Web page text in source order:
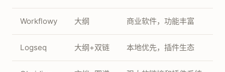
Workflowy 大纲 商业软件，功能丰富
Logseq 大纲+双链 本地优先，插件生态